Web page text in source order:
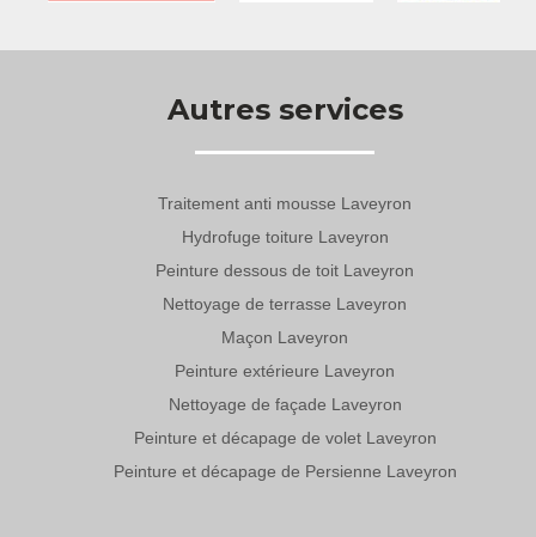
Autres services
Traitement anti mousse Laveyron
Hydrofuge toiture Laveyron
Peinture dessous de toit Laveyron
Nettoyage de terrasse Laveyron
Maçon Laveyron
Peinture extérieure Laveyron
Nettoyage de façade Laveyron
Peinture et décapage de volet Laveyron
Peinture et décapage de Persienne Laveyron